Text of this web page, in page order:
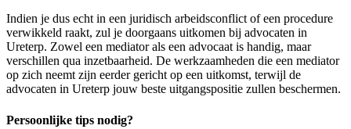
Indien je dus echt in een juridisch arbeidsconflict of een procedure
verwikkeld raakt, zul je doorgaans uitkomen bij advocaten in
Ureterp. Zowel een mediator als een advocaat is handig, maar
verschillen qua inzetbaarheid. De werkzaamheden die een mediator
op zich neemt zijn eerder gericht op een uitkomst, terwijl de
advocaten in Ureterp jouw beste uitgangspositie zullen beschermen.
Persoonlijke tips nodig?